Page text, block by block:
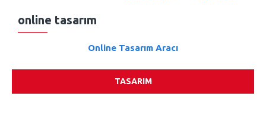
online tasarım
Online Tasarım Aracı
TASARIM